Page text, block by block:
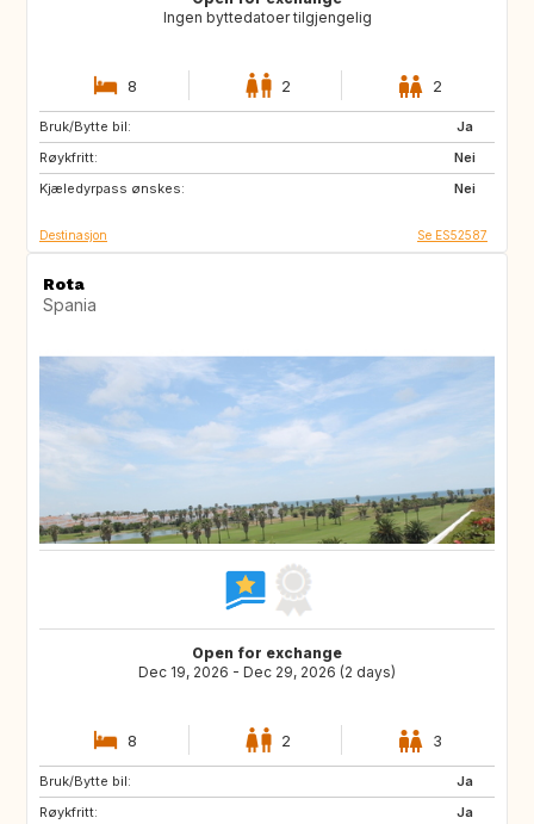
Ingen byttedatoer tilgjengelig
8 2 2
Bruk/Bytte bil:
Ja
Røykfritt:
Nei
Kjæledyrpass ønskes:
Nei
CH
FR
Destinasjon Se ES52587
Rota
Spania
Open for exchange
Dec 19, 2026 - Dec 29, 2026 (2 days)
8 2 3
Bruk/Bytte bil:
Ja
Røykfritt:
Ja
CH